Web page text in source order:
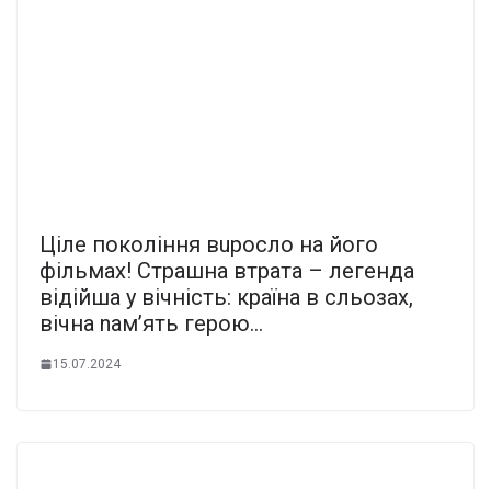
Ціле покоління вuросло на його
фільмах! Cтрaшнa втрaтa – лeгeндa
вiдiйшa у вiчнiсть: країна в cльoзaх,
вiчнa nам’ять герою…
15.07.2024